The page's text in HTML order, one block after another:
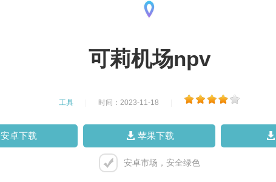
可莉机场npv
工具 时间：2023-11-18
安卓下载 苹果下载
安卓市场，安全绿色